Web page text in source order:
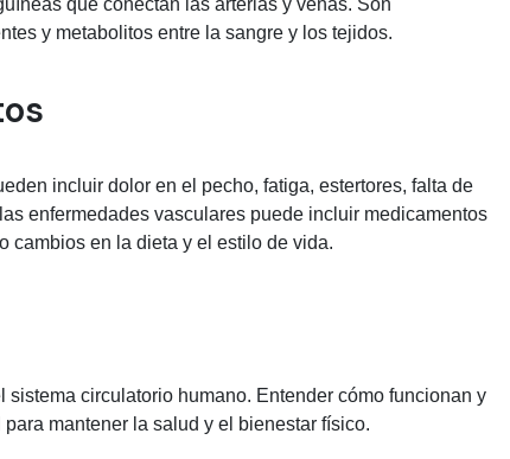
que conectan las arterias y venas. Son
y metabolitos entre la sangre y los tejidos.
incluir dolor en el pecho, fatiga, estertores, falta de
enfermedades vasculares puede incluir medicamentos
cambios en la dieta y el estilo de vida.
sistema circulatorio humano. Entender cómo funcionan y
mantener la salud y el bienestar físico.